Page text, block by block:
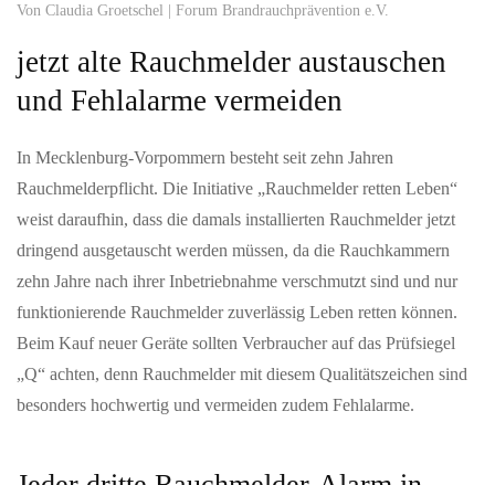
Von Claudia Groetschel | Forum Brandrauchprävention e.V.
jetzt alte Rauchmelder austauschen
und Fehlalarme vermeiden
In Mecklenburg-Vorpommern besteht seit zehn Jahren
Rauchmelderpflicht. Die Initiative „Rauchmelder retten Leben“
weist daraufhin, dass die damals installierten Rauchmelder jetzt
dringend ausgetauscht werden müssen, da die Rauchkammern
zehn Jahre nach ihrer Inbetriebnahme verschmutzt sind und nur
funktionierende Rauchmelder zuverlässig Leben retten können.
Beim Kauf neuer Geräte sollten Verbraucher auf das Prüfsiegel
„Q“ achten, denn Rauchmelder mit diesem Qualitätszeichen sind
besonders hochwertig und vermeiden zudem Fehlalarme.